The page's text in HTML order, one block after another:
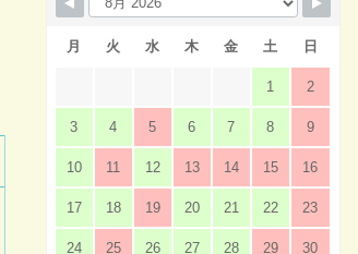
月 火 水 木 金 土 日
1 2
3 4 5 6 7 8 9
10 11 12 13 14 15 16
17 18 19 20 21 22 23
24 25 26 27 28 29 30